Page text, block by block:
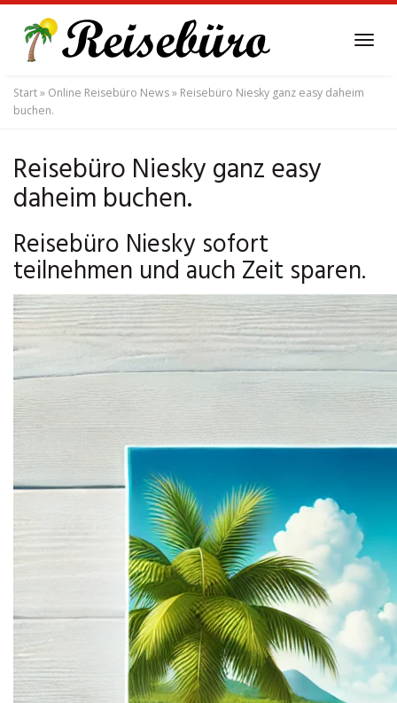
main
content
Start» Online Reisebüro News» Reisebüro Niesky ganz easy daheim
buchen.
Reisebüro Niesky ganz easy
daheim buchen.
Reisebüro Niesky sofort
teilnehmen und auch Zeit sparen.